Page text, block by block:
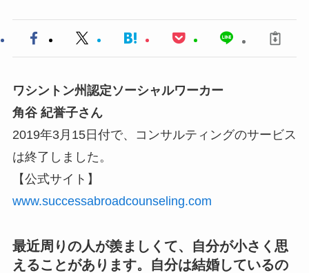
ワシントン州認定ソーシャルワーカー
角谷 紀誉子さん
2019年3月15日付で、コンサルティングのサービス
は終了しました。
【公式サイト】
www.successabroadcounseling.com
最近周りの人が羨ましくて、自分が小さく思
えることがあります。自分は結婚しているの